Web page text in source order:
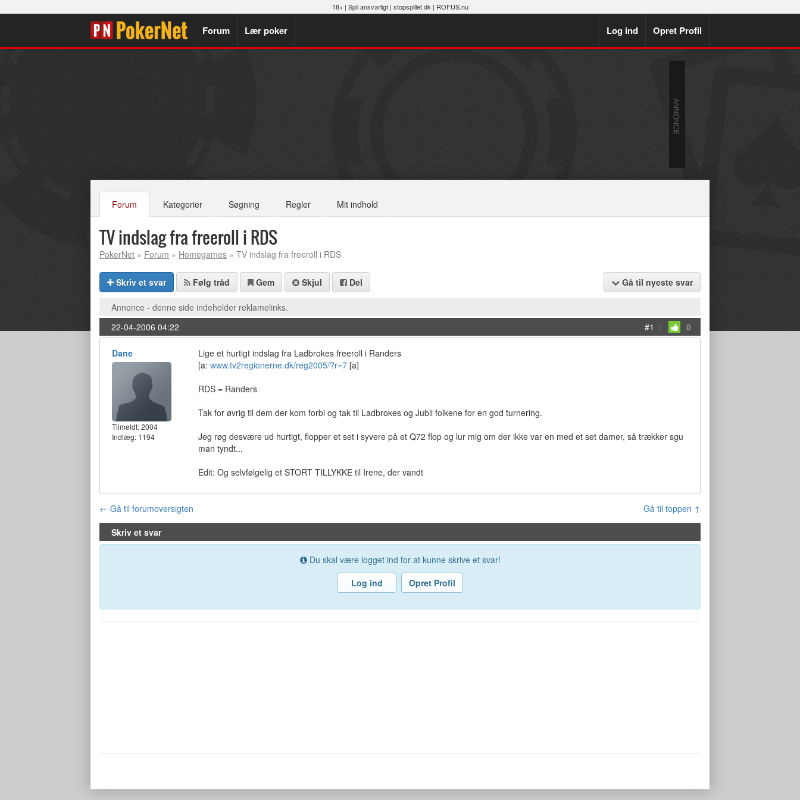
18+ | Spil ansvarligt| stopspillet.dk | ROFUS.nu
Forum Lær poker Log ind Opret Profil
Forum Kategorier Søgning Regler Mit indhold
TV indslag fra freeroll i RDS
PokerNet » Forum » Homegames » TV indslag fra freeroll i RDS
Skriv et svar Følg tråd Gem Skjul Del Gå til nyeste svar
Annonce - denne side indeholder reklamelinks.
22-04-2006 04:22
#1 | 0
Dane
Tilmeldt:2004
Indlæg: 1194
Lige et hurtigt indslag fra Ladbrokes freeroll i Randers
[a: www.tv2regionerne.dk/reg2005/?r=7 [a]
RDS = Randers
Tak for øvrig til dem der kom forbi og tak til Ladbrokes og Jubii folkene for en god turnering.
Jeg røg desvære ud hurtigt, flopper et set i syvere på et Q72 flop og lur mig om der ikke var en med et set damer, så trækker sgu
man tyndt...
Edit: Og selvfølgelig et STORT TILLYKKE til Irene, der vandt
← Gå til forumoversigten
Gå til toppen ↑
Skriv et svar
Du skal være logget ind for at kunne skrive et svar!
Log ind
Opret Profil